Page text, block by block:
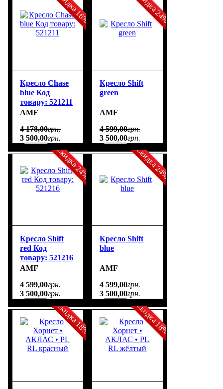
Кресло Chase
blue Код
товару: 521211
AMF
4 178,00грн.
3 500,00грн.
Кресло Shift
green
AMF
4 599,00грн.
3 500,00грн.
Скидка 24%
Кресло Shift
red Код
товару: 521216
AMF
4 599,00грн.
3 500,00грн.
Скидка 24%
Кресло Shift
blue
AMF
4 599,00грн.
3 500,00грн.
Скидка 18% Скидка 18%